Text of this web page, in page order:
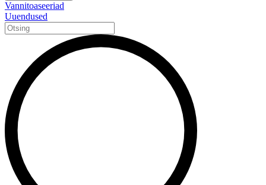
Vannitoaseeriad
Uuendused